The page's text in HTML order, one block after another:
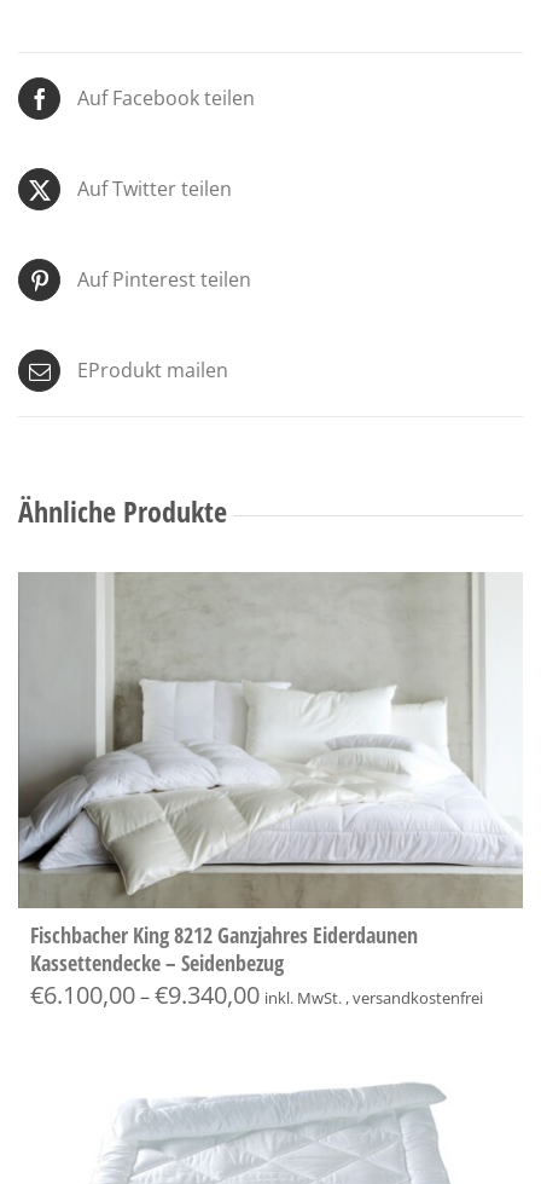
Auf Facebook teilen
Auf Twitter teilen
Auf Pinterest teilen
EProdukt mailen
Ähnliche Produkte
Fischbacher King 8212 Ganzjahres Eiderdaunen
Kassettendecke – Seidenbezug
€6.100,00–€9.340,00 inkl. MwSt. , versandkostenfrei